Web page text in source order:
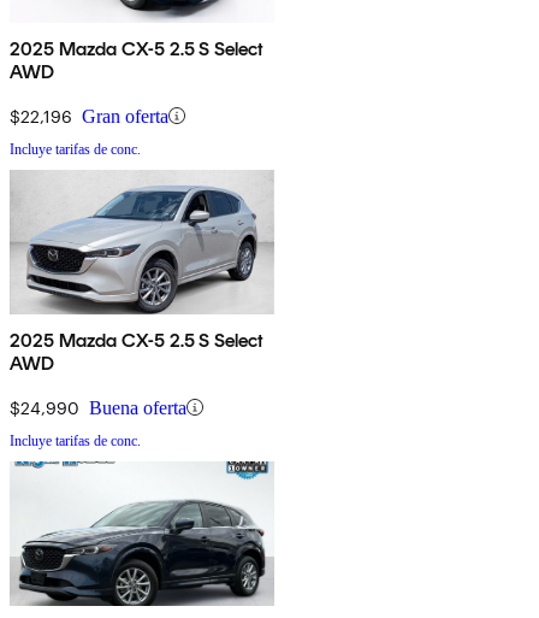
2025 Mazda CX-5 2.5 S Select
AWD
$22,196 Gran oferta
Incluye tarifas de conc.
2025 Mazda CX-5 2.5 S Select
AWD
$24,990 Buena oferta
Incluye tarifas de conc.